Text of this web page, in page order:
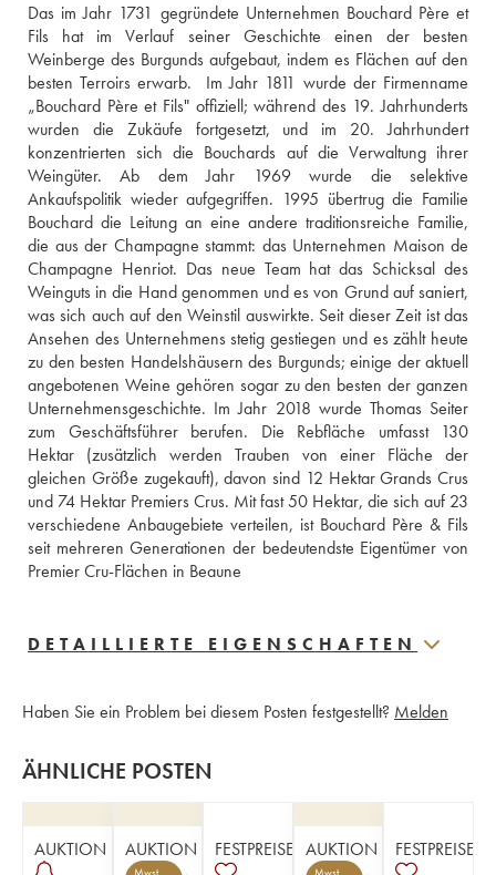
Das im Jahr 1731 gegründete Unternehmen Bouchard Père et
Fils hat im Verlauf seiner Geschichte einen der besten
Weinberge des Burgunds aufgebaut, indem es Flächen auf den
besten Terroirs erwarb.  Im Jahr 1811 wurde der Firmenname
„Bouchard Père et Fils" offiziell; während des 19. Jahrhunderts
wurden die Zukäufe fortgesetzt, und im 20. Jahrhundert
konzentrierten sich die Bouchards auf die Verwaltung ihrer
Weingüter. Ab dem Jahr 1969 wurde die selektive
Ankaufspolitik wieder aufgegriffen. 1995 übertrug die Familie
Bouchard die Leitung an eine andere traditionsreiche Familie,
die aus der Champagne stammt: das Unternehmen Maison de
Champagne Henriot. Das neue Team hat das Schicksal des
Weinguts in die Hand genommen und es von Grund auf saniert,
was sich auch auf den Weinstil auswirkte. Seit dieser Zeit ist das
Ansehen des Unternehmens stetig gestiegen und es zählt heute
zu den besten Handelshäusern des Burgunds; einige der aktuell
angebotenen Weine gehören sogar zu den besten der ganzen
Unternehmensgeschichte. Im Jahr 2018 wurde Thomas Seiter
zum Geschäftsführer berufen. Die Rebfläche umfasst 130
Hektar (zusätzlich werden Trauben von einer Fläche der
gleichen Größe zugekauft), davon sind 12 Hektar Grands Crus
und 74 Hektar Premiers Crus. Mit fast 50 Hektar, die sich auf 23
verschiedene Anbaugebiete verteilen, ist Bouchard Père & Fils
seit mehreren Generationen der bedeutendste Eigentümer von
Premier Cru-Flächen in Beaune
DETAILLIERTE EIGENSCHAFTEN
Haben Sie ein Problem bei diesem Posten festgestellt? Melden
ÄHNLICHE POSTEN
AUKTION AUKTION FESTPREISE AUKTION FESTPREISE